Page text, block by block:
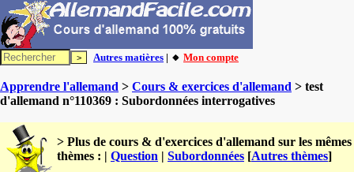
Autres matières | 🔸 Mon compte
Apprendre l'allemand > Cours & exercices d'allemand > test
d'allemand n°110369 : Subordonnées interrogatives
> Plus de cours & d'exercices d'allemand sur les mêmes
thèmes : | Question | Subordonnées [Autres thèmes]